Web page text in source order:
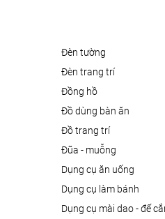
đèn tường
đèn trang trí
đồng hồ
đồ dùng bàn ăn
đồ trang trí
đũa - muỗng
dụng cụ ăn uống
dụng cụ làm bánh
dụng cụ mài dao - đế